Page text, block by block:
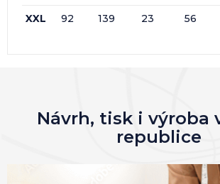
XXL 92 139 23 56
Návrh, tisk i výroba
republice